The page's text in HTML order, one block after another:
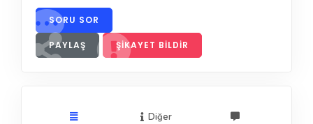
SORU SOR
PAYLAŞ ŞIKAYET BILDIR
Diğer